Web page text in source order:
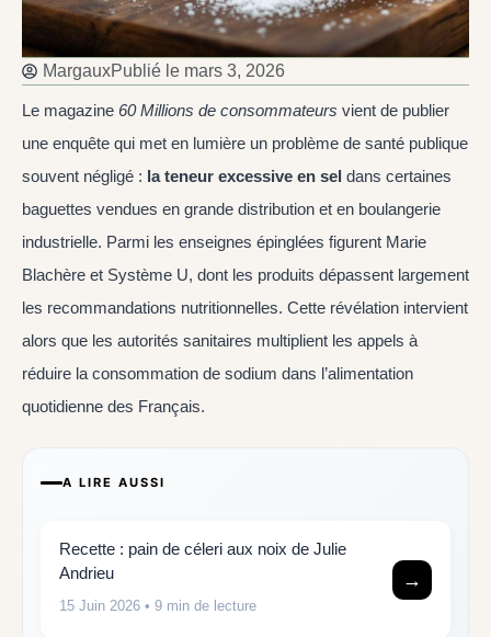
MargauxPublié le mars 3, 2026
Le magazine 60 Millions de consommateurs vient de publier
une enquête qui met en lumière un problème de santé publique
souvent négligé : la teneur excessive en sel dans certaines
baguettes vendues en grande distribution et en boulangerie
industrielle. Parmi les enseignes épinglées figurent Marie
Blachère et Système U, dont les produits dépassent largement
les recommandations nutritionnelles. Cette révélation intervient
alors que les autorités sanitaires multiplient les appels à
réduire la consommation de sodium dans l’alimentation
quotidienne des Français.
A LIRE AUSSI
Recette : pain de céleri aux noix de Julie
Andrieu
15 Juin 2026 • 9 min de lecture
→